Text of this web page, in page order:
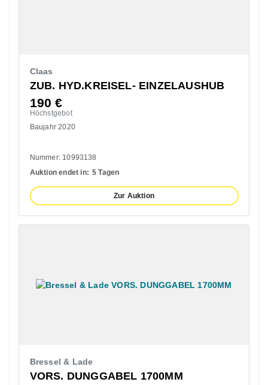
Claas
ZUB. HYD.KREISEL- EINZELAUSHUB
190 €
Höchstgebot
Baujahr 2020
Nummer: 10993138
Auktion endet in: 5 Tagen
Zur Auktion
Bressel & Lade
VORS. DUNGGABEL 1700MM